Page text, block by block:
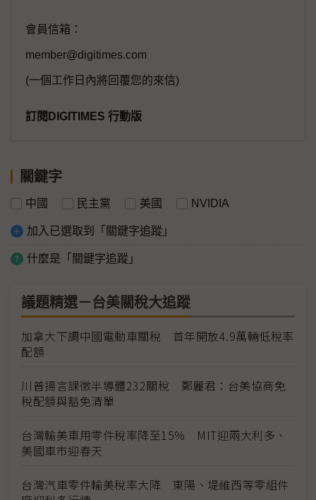
會員信箱：
member@digitimes.com
(一個工作日內將回覆您的來信)
訂閱DIGITIMES 行動版
關鍵字
中國 民主黨 美國 NVIDIA
加入已選取到「關鍵字追蹤」
什麼是「關鍵字追蹤」
議題精選－台美關稅大追蹤
加拿大下調中國電動車關稅 首年開放4.9萬輛低稅率
配額
川普揚言課徵半導體232關稅 鄭麗君：台美協商免
稅配額與豁免清單
台灣輸美車用零件稅率降至15% MIT迎兩大利多、
美國車市迎春天
台灣汽車零件輸美稅率大降 東陽、堤維西等零組件